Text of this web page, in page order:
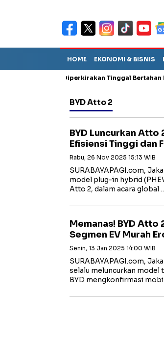
HOME EKONOMI & BISNIS
Sebut TPA Diperkirakan Tinggal Bertahan Dua
BYD Atto 2
BYD Luncurkan Atto
Efisiensi Tinggi dan
Rabu, 26 Nov 2025 15:13 WIB
SURABAYAPAGI.com,
model plug-in hybrid
Atto 2, dalam acara global
Memanas! BYD
Segmen EV Murah
Senin, 13 Jan 2025 14:00 WIB
SURABAYAPAGI.com,
selalu meluncurkan model
BYD mengkonfirmasi